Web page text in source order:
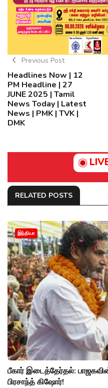
Previous Post
Headlines Now | 12
PM Headline | 27
JUNE 2025 | Tamil
News Today | Latest
News | PMK | TVK |
DMK
RELATED POSTS
இந்தியா
பீகார் இடைத்தேர்தல்:
பிரசாந்த் கிஷோர்!